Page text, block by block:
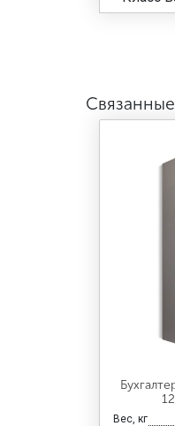
Вес, кг